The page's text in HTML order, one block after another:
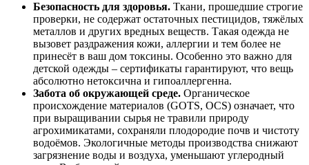
Безопасность для здоровья. Ткани, прошедшие строгие
проверки, не содержат остаточных пестицидов, тяжёлых
металлов и других вредных веществ. Такая одежда не
вызовет раздражения кожи, аллергии и тем более не
принесёт в ваш дом токсины. Особенно это важно для
детской одежды – сертификаты гарантируют, что вещь
абсолютно нетоксична и гипоаллергенна.
Забота об окружающей среде. Органическое
происхождение материалов (GOTS, OCS) означает, что
при выращивании сырья не травили природу
агрохимикатами, сохраняли плодородие почв и чистоту
водоёмов. Экологичные методы производства снижают
загрязнение воды и воздуха, уменьшают углеродный